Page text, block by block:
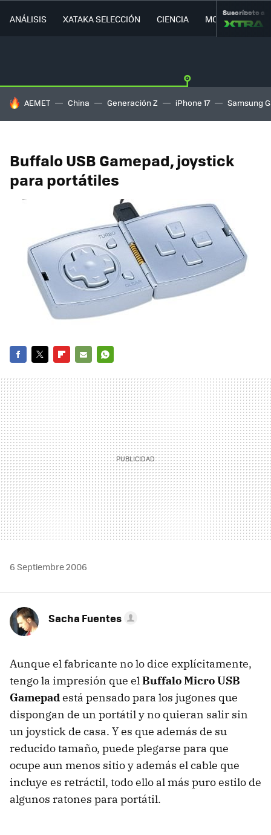
ANÁLISIS XATAKA SELECCIÓN CIENCIA MOVILIDAD
Suscríbete a
HOY SE HABLA DE
AEMET China Generación Z iPhone 17 Samsung
Buffalo USB Gamepad, joystick
para portátiles
MAIL
6 Septiembre 2006
Sacha Fuentes
Aunque el fabricante no lo dice explícitamente,
tengo la impresión que elBuffalo Micro USB
Gamepadestá pensado para los jugones que
dispongan de un portátil y no quieran salir sin
un joystick de casa. Y es que además de su
reducido tamaño, puede plegarse para que
ocupe aun menos sitio y además el cable que
incluye es retráctil, todo ello al más puro estilo de
algunos ratones para portátil.